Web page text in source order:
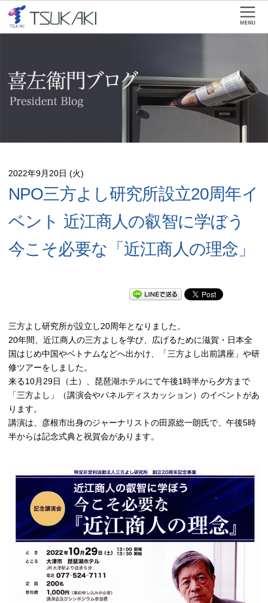
2022年9月20日 (火)
NPO三方よし研究所設立20周年イ
ベント 近江商人の叡智に学ぼう
今こそ必要な「近江商人の理念」
三方よし研究所が設立し20周年となりました。
20年間、近江商人の三方よしを学び、広げるために滋賀・日本全
国はじめ中国やベトナムなどへ出かけ、「三方よし出前講座」や研
修ツアーをしました。
来る10月29日（土）、琵琶湖ホテルにて午後1時半から夕方まで
「三方よし」（講演会やパネルディスカッション）のイベントがあ
ります。
講演は、彦根市出身のジャーナリストの田原総一朗氏で、午後5時
半からは記念式典と祝賀会があります。